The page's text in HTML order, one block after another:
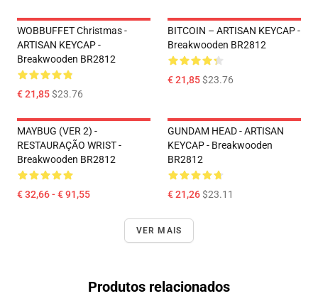
WOBBUFFET Christmas -
ARTISAN KEYCAP -
Breakwooden BR2812
€ 21,85$23.76
BITCOIN – ARTISAN KEYCAP -
Breakwooden BR2812
€ 21,85$23.76
MAYBUG (VER 2) -
RESTAURAÇÃO WRIST -
Breakwooden BR2812
€ 32,66 - € 91,55
GUNDAM HEAD - ARTISAN
KEYCAP - Breakwooden
BR2812
€ 21,26$23.11
VER MAIS
Produtos relacionados